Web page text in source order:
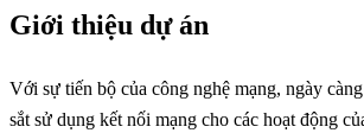
Giới thiệu dự án
Với sự tiến bộ của công nghệ mạng, ngày
sắt sử dụng kết nối mạng cho các hoạt động